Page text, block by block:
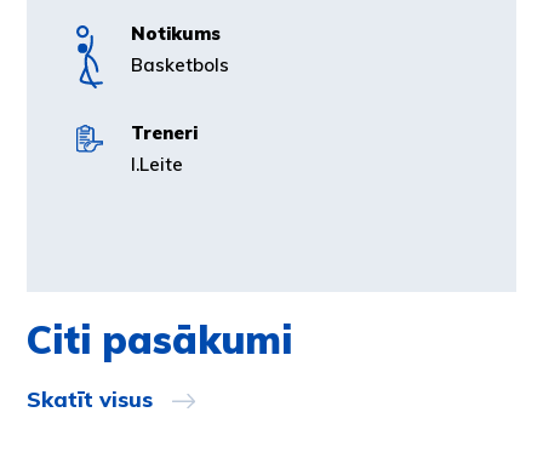
Notikums
Basketbols
Treneri
I.Leite
Citi pasākumi
Skatīt visus